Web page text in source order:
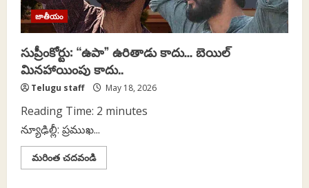
జాతీయం
సుప్రీంకోర్టు: “ఉపా” ఉరితాడు కాదు… బెయిల్
మినహాయింపు కాదు..
Telugu staff May 18, 2026
Reading Time: 2 minutes
న్యూఢిల్లీ: ప్రముఖ...
మరింత చదవండిRead
more